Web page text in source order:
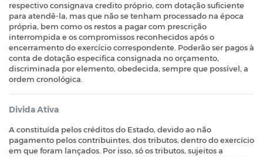
respectivo consignava credito próprio, com dotação suficiente
para atendê-la, mas que não se tenham processado na época
própria, bem como os restos a pagar com prescrição
interrompida e os compromissos reconhecidos após o
encerramento do exercício correspondente. Poderão ser pagos à
conta de dotação especifica consignada no orçamento,
discriminada por elemento, obedecida, sempre que possível, a
ordem cronológica.
Divida Ativa
A constituída pelos créditos do Estado, devido ao não
pagamento pelos contribuintes, dos tributos, dentro do exercício
em que foram lançados. Por isso, só os tributos, sujeitos a